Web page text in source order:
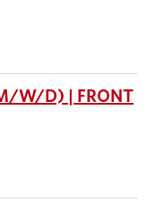
W/D) | FRONT